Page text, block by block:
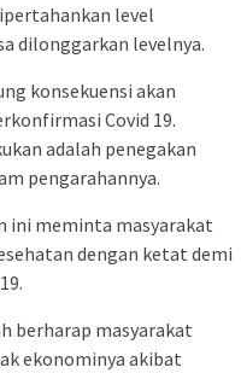
level
dilonggarkan levelnya.
konsekuensi akan
Covid 19.
adalah penegakan
pengarahannya.
ini meminta masyarakat
dengan ketat demi
berharap masyarakat
ekonominya akibat